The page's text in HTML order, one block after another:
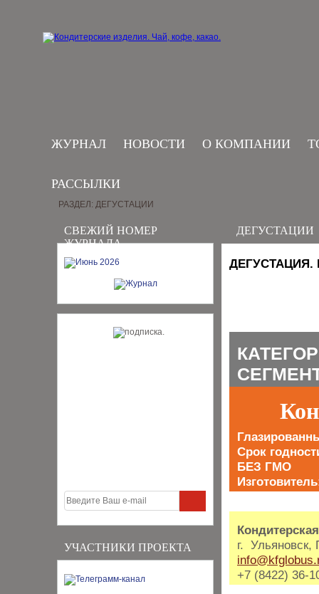
ЖУРНАЛ НОВОСТИ О КОМПАНИИ
РАССЫЛКИ
СВЕЖИЙ НОМЕР
ЖУРНАЛА
УЧАСТНИКИ ПРОЕКТА
РАЗДЕЛ: ДЕГУСТАЦИИ
ДЕГУСТАЦИИ
Срок
БЕЗ ГМО
г. Ульяновск,
+7 (8422) 36-